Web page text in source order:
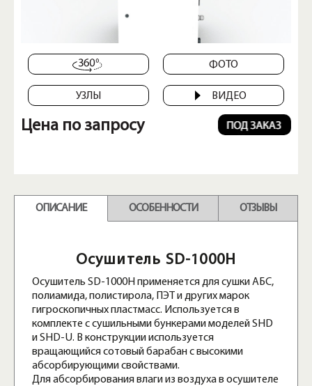
ФОТО
УЗЛЫ ВИДЕО
Цена по запросу
ОПИСАНИЕ ОСОБЕННОСТИ ОТЗЫВЫ
Осушитель SD-1000H
Осушитель SD-1000H применяется для сушки АБС,
полиамида, полистирола, ПЭТ и других марок
гигроскопичных пластмасс. Используется в
комплекте с сушильными бункерами моделей SHD
и SHD-U. В конструкции используется
вращающийся сотовый барабан с высокими
абсорбирующими свойствами.
Для абсорбирования влаги из воздуха в осушителе